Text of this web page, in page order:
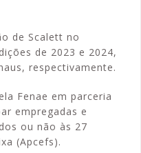
de Scalett no
de 2023 e 2024,
respectivamente.
Fenae em parceria
empregadas e
ou não às 27
(Apcefs).